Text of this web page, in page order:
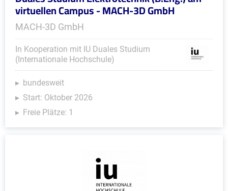
virtuellen Campus - MACH-3D GmbH
MACH-3D GmbH
In Kooperation mit IU Duales Studium
(Internationale Hochschule)
bundesweit
Start: Oktober 2026
Freie Plätze: 1